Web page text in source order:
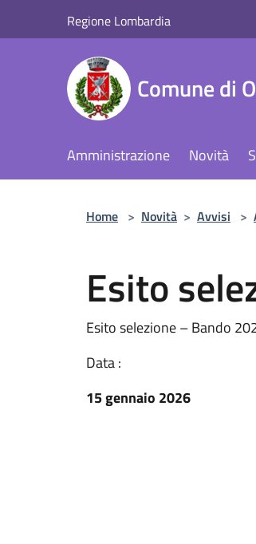
Regione Lombardia
Comune di
Amministrazione Novità
Home > Novità > Avvisi >
Esito
Esito selezione – Bando
Data :
15 gennaio 2026